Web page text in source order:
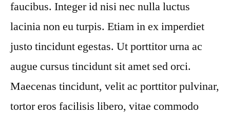
faucibus. Integer id nisi nec nulla luctus
lacinia non eu turpis. Etiam in ex imperdiet
justo tincidunt egestas. Ut porttitor urna ac
augue cursus tincidunt sit amet sed orci.
Maecenas tincidunt, velit ac porttitor pulvinar,
tortor eros facilisis libero, vitae commodo